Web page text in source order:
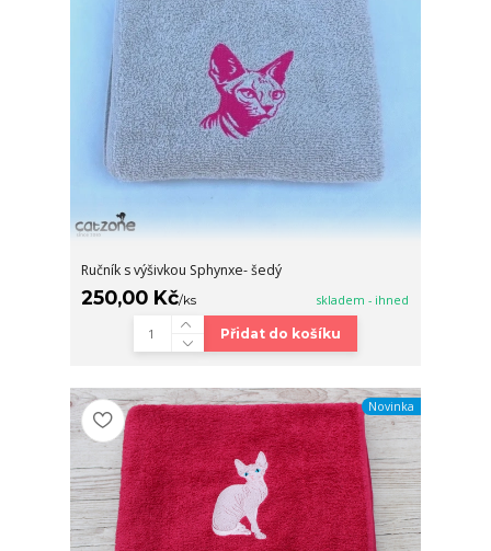
Ručník s výšivkou Sphynxe- šedý
250,00 Kč/ks skladem - ihned
Přidat do košíku
Novinka